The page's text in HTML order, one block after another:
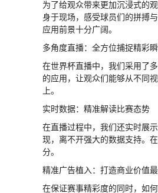
为了给观众带来更加沉浸式的
身于现场，感受球员们的拼搏
应用前景十分广阔。
多角度直播：全方位捕捉精彩
在世界杯直播中，我们采用了
的应用，让观众们能够从不同
上。
实时数据：精准解读比赛态势
在直播过程中，我们还实时展
现，离不开强大的数据支持。
分。
精准广告植入：打造商业价值
在保证赛事精彩度的同时，如